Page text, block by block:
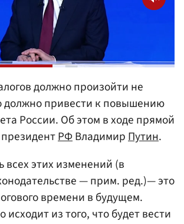
должно произойти не
должно привести к повышению
России. Об этом в ходе прямой
РФВладимирПутин.
всех этих изменений (в
— прим. ред.)— это
времени в будущем.
исходит из того, что будет вести